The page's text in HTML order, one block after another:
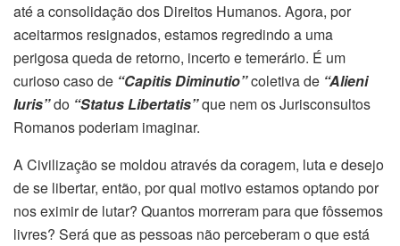
até a consolidação dos Direitos Humanos. Agora, por
aceitarmos resignados, estamos regredindo a uma
perigosa queda de retorno, incerto e temerário. É um
curioso caso de “Capitis Diminutio”coletiva de “Alieni
Iuris”do “Status Libertatis”que nem os Jurisconsultos
Romanos poderiam imaginar.
A Civilização se moldou através da coragem, luta e desejo
de se libertar, então, por qual motivo estamos optando por
nos eximir de lutar? Quantos morreram para que fôssemos
livres? Será que as pessoas não perceberam o que está